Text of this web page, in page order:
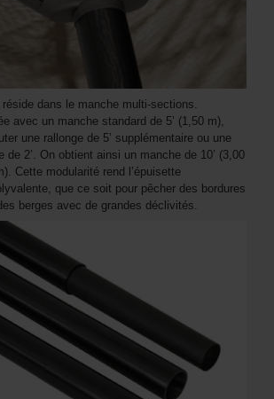
dans le manche multi-sections.
avec un manche standard de 5’ (1,50 m),
une rallonge de 5’ supplémentaire ou une
de 2’. On obtient ainsi un manche de 10’ (3,00
Cette modularité rend l’épuisette
que ce soit pour pêcher des bordures
berges avec de grandes déclivités.